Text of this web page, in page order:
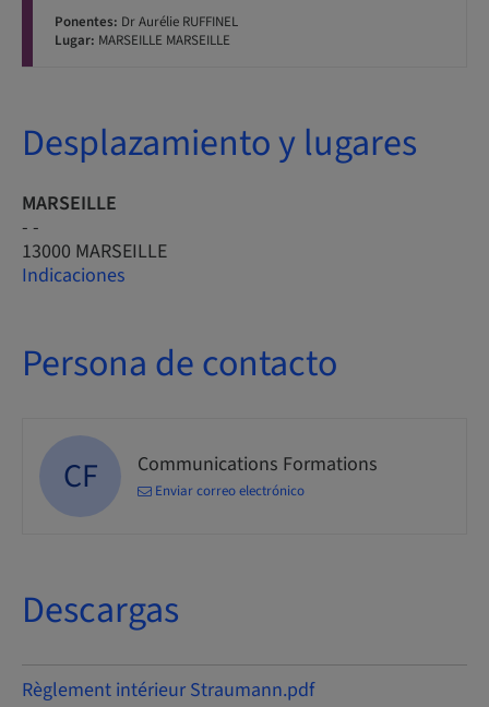
Ponentes: Dr Aurélie RUFFINEL
Lugar: MARSEILLE MARSEILLE
Desplazamiento y lugares
MARSEILLE
- -
13000 MARSEILLE
Indicaciones
Persona de contacto
CF Communications Formations
Enviar correo electrónico
Descargas
Règlement intérieur Straumann.pdf